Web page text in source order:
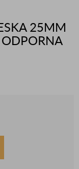
25MM